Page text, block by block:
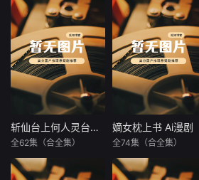
斩仙台上何人灵台方寸关门弟子陆凡 Ai漫剧
暂无内容
斩仙台上何人灵台方寸关门弟子陆凡 Ai漫剧
全62集（合全集）
嫡女枕上书 Ai漫剧
暂无内容
嫡女枕上书 Ai漫剧
全74集（合全集）